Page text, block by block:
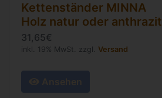
Kettenständer MINNA
Holz natur oder anthrazit
31,65€
inkl. 19% MwSt. zzgl. Versand
Ansehen